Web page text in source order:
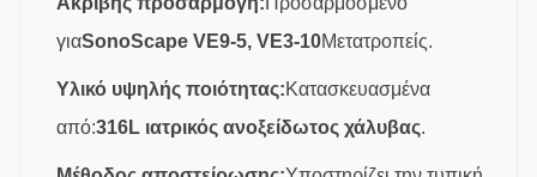
γιαSonoScape VE9-5, VE3-10Μετατροπείς.
Υλικό υψηλής ποιότητας:Κατασκευασμένα
από:316L ιατρικός ανοξείδωτος χάλυβας.